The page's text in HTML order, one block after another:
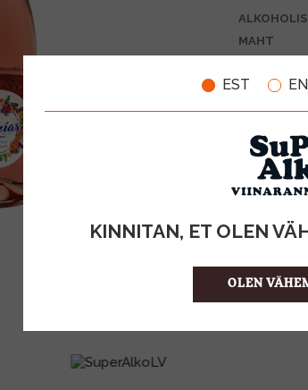
EST
KINNITAN, ET OLEN
OLEN
MAHT
TOOTE LIIK
ÜHIKU HIND
KOGUS